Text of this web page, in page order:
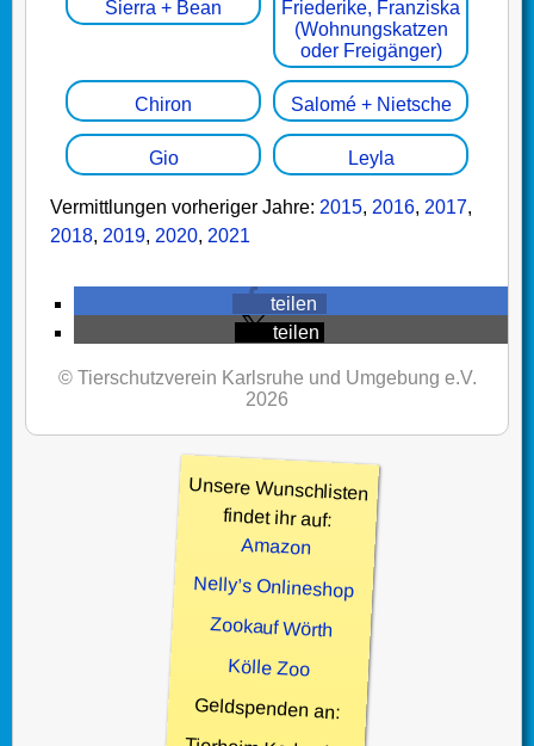
Sierra + Bean
Friederike, Franziska
(Wohnungskatzen
oder Freigänger)
Chiron Salomé + Nietsche
Gio Leyla
Vermittlungen vorheriger Jahre: 2015, 2016, 2017,
2018, 2019, 2020, 2021
teilen
teilen
© Tierschutzverein Karlsruhe und Umgebung e.V.
2026
Unsere Wunschlisten
findet ihr auf:
Amazon
Nelly’s Onlineshop
Zookauf Wörth
Kölle Zoo
Geldspenden an: